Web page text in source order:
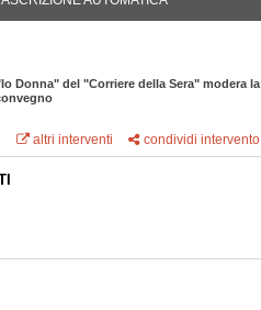
Donna" del "Corriere della Sera" modera la
altri interventi
condividi intervento